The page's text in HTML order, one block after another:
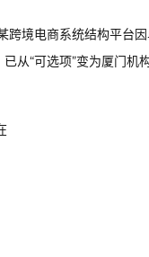
境电商系统结构平台
“可选项”变为厦门机构